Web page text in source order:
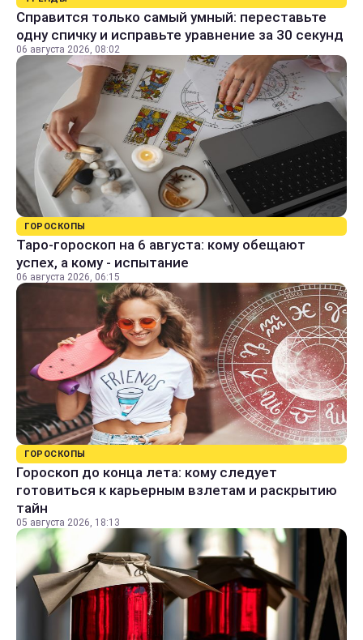
Справится только самый умный: переставьте
одну спичку и исправьте уравнение за 30 секунд
06 августа 2026, 08:02
ГОРОСКОПЫ
Таро-гороскоп на 6 августа: кому обещают
успех, а кому - испытание
06 августа 2026, 06:15
ГОРОСКОПЫ
Гороскоп до конца лета: кому следует
готовиться к карьерным взлетам и раскрытию
тайн
05 августа 2026, 18:13